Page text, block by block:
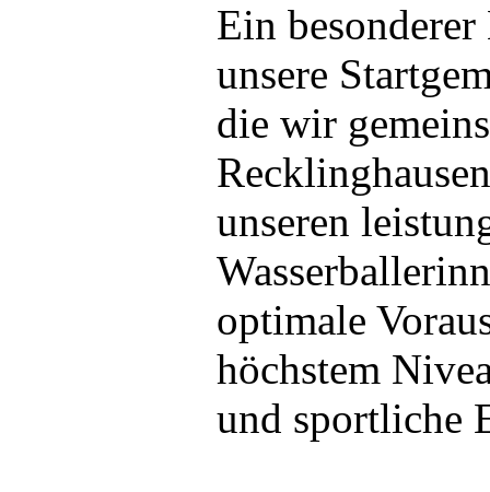
Ein
unsere
die wir
unseren
optimale
höchstem
und sportliche